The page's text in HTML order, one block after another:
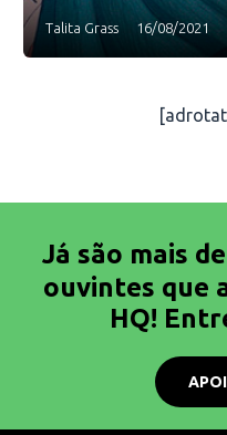
Talita Grass 16/08/2021
Já são mais de
ouvintes que
HQ!